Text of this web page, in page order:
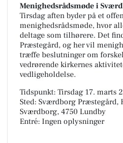
Menighedsrådsmøde i
Tirsdag aften byder på et
menighedsrådsmøde, hvor
deltage som tilhørere. Det
Præstegård, og her vil
træffe beslutninger om
vedrørende kirkernes
vedligeholdelse.
Tidspunkt: Tirsdag 17. marts
Sted: Sværdborg Præstegård,
Sværdborg, 4750 Lundby
Entré: Ingen oplysninger